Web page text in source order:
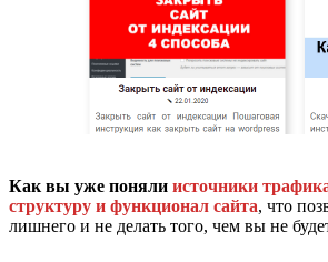
Как вы уже поняли источники
структуру и функционал сайта, что
лишнего и не делать того, чем вы не